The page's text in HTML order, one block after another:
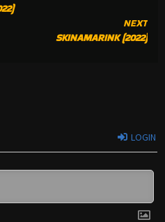
NEXT
SKINAMARINK (2022)
LOGIN